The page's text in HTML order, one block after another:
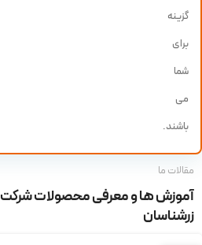
گزینه
برای
شما
می
باشند.
مقالات ما
آموزش ها و معرفی محصولات شرکت
زرشناسان